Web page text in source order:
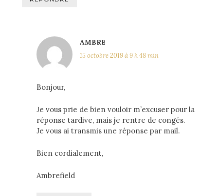
AMBRE
15 octobre 2019 à 9 h 48 min
Bonjour,
Je vous prie de bien vouloir m’excuser pour la
réponse tardive, mais je rentre de congés.
Je vous ai transmis une réponse par mail.
Bien cordialement,
Ambrefield